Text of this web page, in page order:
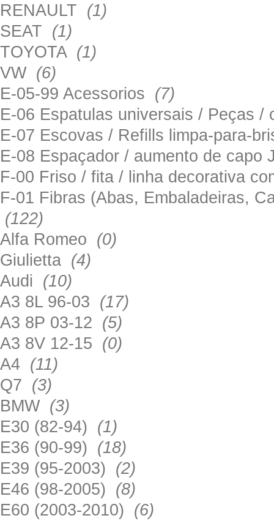
RENAULT (1)
SEAT (1)
TOYOTA (1)
VW (6)
E-05-99 Acessorios (7)
E-06 Espatulas universais / Peças
E-07 Escovas / Refills limpa-para-
E-08 Espaçador / aumento de
F-00 Friso / fita / linha decorativa
F-01 Fibras (Abas, Embaladeiras,
(122)
Alfa Romeo (0)
Giulietta (4)
Audi (10)
A3 8L 96-03 (17)
A3 8P 03-12 (5)
A3 8V 12-15 (0)
A4 (11)
Q7 (3)
BMW (3)
E30 (82-94) (1)
E36 (90-99) (18)
E39 (95-2003) (2)
E46 (98-2005) (8)
E60 (2003-2010) (6)